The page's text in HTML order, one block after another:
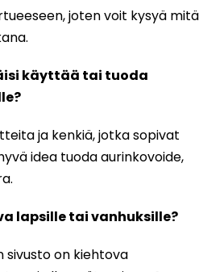
joten voit kysyä mitä
käyttää tai tuoda
ja kenkiä, jotka sopivat
idea tuoda aurinkovoide,
lapsille tai vanhuksille?
sivusto on kiehtova